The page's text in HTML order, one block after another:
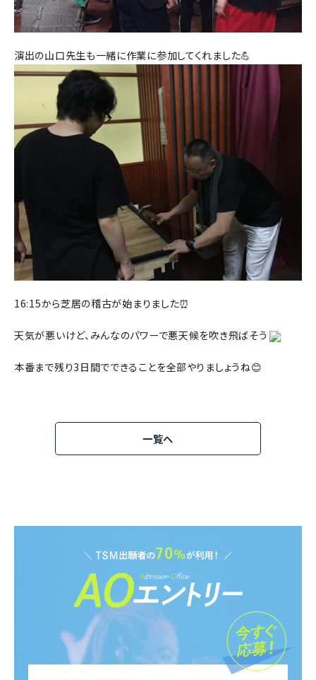
演出の山口先生も一緒に作業に参加してくれました💪
16:15から芝居の稽古が始まりました⏰
天気が悪いけど、みんなのパワーで悪天候を吹き飛ばそう
本番まで残り3日間でできることを全部やりましょうね😊
一覧へ